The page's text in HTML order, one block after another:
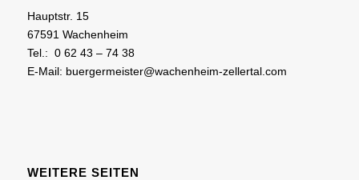
Hauptstr. 15
67591 Wachenheim
Tel.: 0 62 43 – 74 38
E-Mail: buergermeister@wachenheim-zellertal.com
WEITERE SEITEN